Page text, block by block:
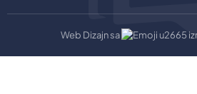
Web Dizajn sa